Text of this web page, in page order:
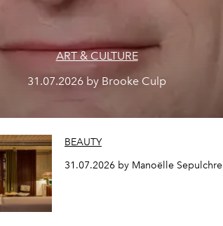
ART & CULTURE
31.07.2026 by Brooke Culp
BEAUTY
31.07.2026 by Manoëlle Sepulchre